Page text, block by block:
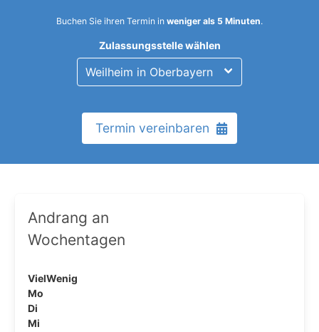
Buchen Sie ihren Termin in weniger als 5 Minuten.
Zulassungsstelle wählen
Termin vereinbaren
Andrang an
Wochentagen
VielWenig
Mo
Di
Mi